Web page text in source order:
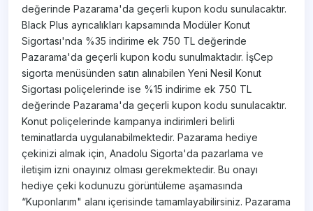
değerinde Pazarama'da geçerli kupon kodu sunulacaktır.
Black Plus ayrıcalıkları kapsamında Modüler Konut
Sigortası'nda %35 indirime ek 750 TL değerinde
Pazarama'da geçerli kupon kodu sunulmaktadır. İşCep
sigorta menüsünden satın alınabilen Yeni Nesil Konut
Sigortası poliçelerinde ise %15 indirime ek 750 TL
değerinde Pazarama'da geçerli kupon kodu sunulacaktır.
Konut poliçelerinde kampanya indirimleri belirli
teminatlarda uygulanabilmektedir. Pazarama hediye
çekinizi almak için, Anadolu Sigorta'da pazarlama ve
iletişim izni onayınız olması gerekmektedir. Bu onayı
hediye çeki kodunuzu görüntüleme aşamasında
“Kuponlarım" alanı içerisinde tamamlayabilirsiniz. Pazarama